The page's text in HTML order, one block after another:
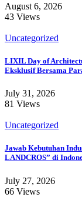
August 6, 2026
43 Views
Uncategorized
LIXIL Day of
Eksklusif Bersama
July 31, 2026
81 Views
Uncategorized
Jawab Kebutuhan
LANDCROS” di
July 27, 2026
66 Views